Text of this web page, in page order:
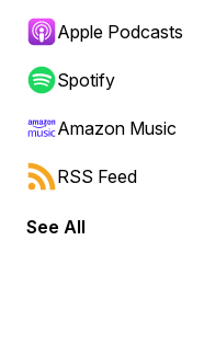
forward or backward.
Apple Podcasts
Spotify
Amazon Music
RSS Feed
See All